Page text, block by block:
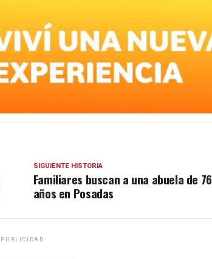
SIGUIENTE HISTORIA
Familiares buscan a una abuela de 76
años en Posadas
PUBLICIDAD